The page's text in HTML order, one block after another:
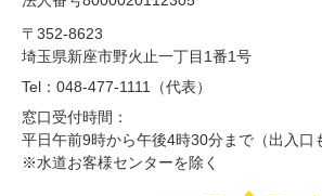
〒352-8623
埼玉県新座市野火止一丁目1番1号
Tel：048-477-1111（代表）
窓口受付時間：
平日午前9時から午後4時30分まで（出入口
※水道お客様センターを除く